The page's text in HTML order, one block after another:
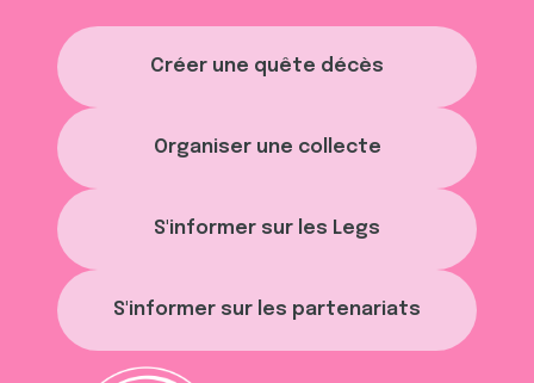
Créer une quête décès
Organiser une collecte
S'informer sur les Legs
S'informer sur les partenariats